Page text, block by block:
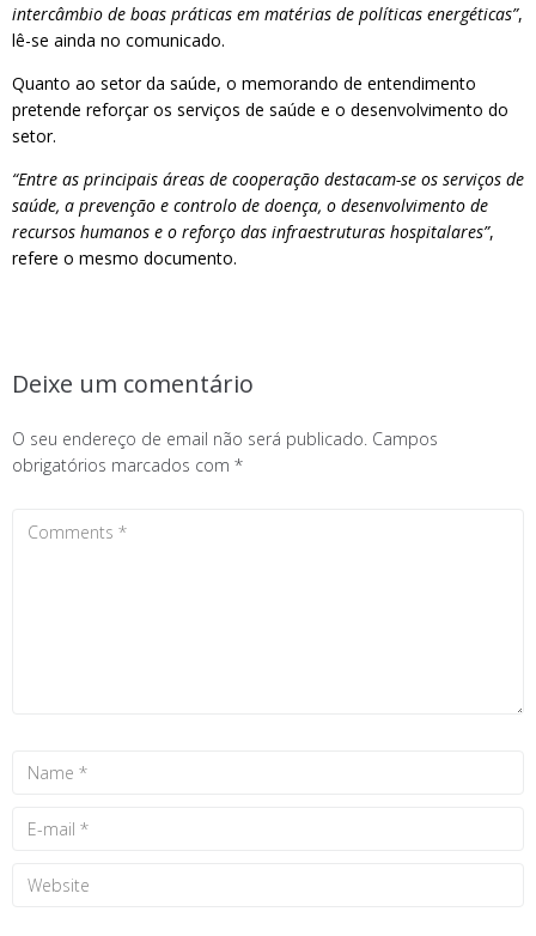
intercâmbio de boas práticas em matérias de políticas energéticas”,
lê-se ainda no comunicado.
Quanto ao setor da saúde, o memorando de entendimento
pretende reforçar os serviços de saúde e o desenvolvimento do
setor.
“Entre as principais áreas de cooperação destacam-se os serviços de
saúde, a prevenção e controlo de doença, o desenvolvimento de
recursos humanos e o reforço das infraestruturas hospitalares”,
refere o mesmo documento.
Deixe um comentário
O seu endereço de email não será publicado. Campos
obrigatórios marcados com *